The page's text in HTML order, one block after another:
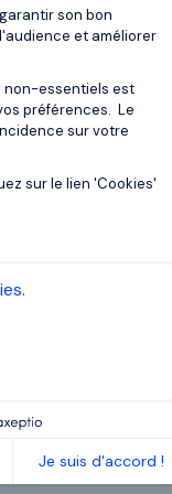
son bon
et améliorer
non-essentiels est
préférences. Le
sur votre
sur le lien 'Cookies'
Je suis d'accord !
Je
alertes
personnelles.